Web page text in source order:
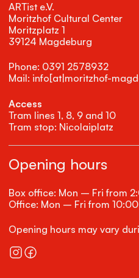
ARTist e.V.
Moritzhof Cultural Center
Moritzplatz 1
39124 Magdeburg
Phone: 0391 2578932
Mail: info[at|moritzhof-
Access
Tram lines 1, 8, 9 and 10
Tram stop: Nicolaiplatz
Opening hours
Box office: Mon – Fri from
Office: Mon – Fri from
Opening hours may vary